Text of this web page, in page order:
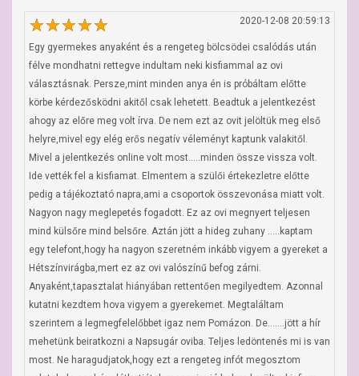
2020-12-08 20:59:13
Egy gyermekes anyaként és a rengeteg bölcsödei csalódás után
félve mondhatni rettegve indultam neki kisfiammal az ovi
választásnak. Persze,mint minden anya én is próbáltam előtte
körbe kérdezősködni akitől csak lehetett. Beadtuk a jelentkezést
ahogy az előre meg volt írva. De nem ezt az ovit jelöltük meg első
helyre,mivel egy elég erős negatív véleményt kaptunk valakitől.
Mivel a jelentkezés online volt most.....minden össze vissza volt.
Ide vették fel a kisfiamat. Elmentem a szülői értekezletre előtte
pedig a tájékoztató napra,ami a csoportok összevonása miatt volt.
Nagyon nagy meglepetés fogadott. Ez az ovi megnyert teljesen
mind külsőre mind belsőre. Aztán jött a hideg zuhany .....kaptam
egy telefont,hogy ha nagyon szeretném inkább vigyem a gyereket a
Hétszínvirágba,mert ez az ovi valószínű befog zárni.
Anyaként,tapasztalat hiányában rettentően megilyedtem. Azonnal
kutatni kezdtem hova vigyem a gyerekemet. Megtaláltam
szerintem a legmegfelelőbbet igaz nem Pomázon. De.......jött a hír
mehetünk beiratkozni a Napsugár oviba. Teljes ledöntenés mi is van
most. Ne haragudjatok,hogy ezt a rengeteg infót megosztom